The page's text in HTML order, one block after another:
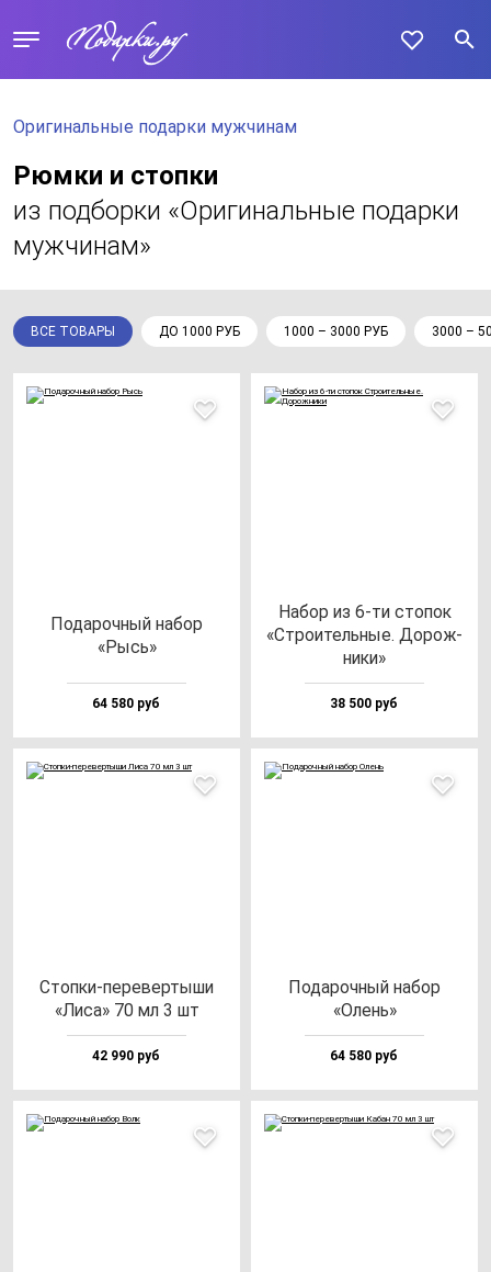
Оригинальные подарки мужчинам
Рюмки и стопки
из подборки «Оригинальные подарки
мужчинам»
ВСЕ ТОВАРЫ ДО 1000 РУБ 1000 – 3000 РУБ 3000 –
Пода­роч­ный на­бор
«Рысь»
64 580 руб
Набор из 6-ти сто­пок
«Стро­итель­ные. Дорож­
ни­ки»
38 500 руб
Стоп­ки-пе­ре­вер­ты­ши
«Лиса» 70 мл 3 шт
42 990 руб
Пода­роч­ный на­бор
«Олень»
64 580 руб